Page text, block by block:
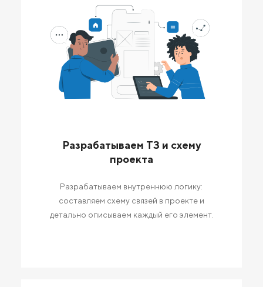
Разрабатываем ТЗ и схему
проекта
Разрабатываем внутреннюю логику:
составляем схему связей в проекте и
детально описываем каждый его элемент.